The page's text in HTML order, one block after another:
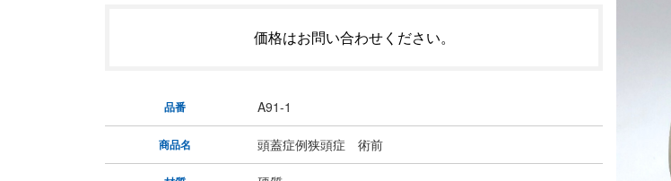
価格はお問い合わせください。
品番 A91-1
商品名 頭蓋症例狭頭症 術前